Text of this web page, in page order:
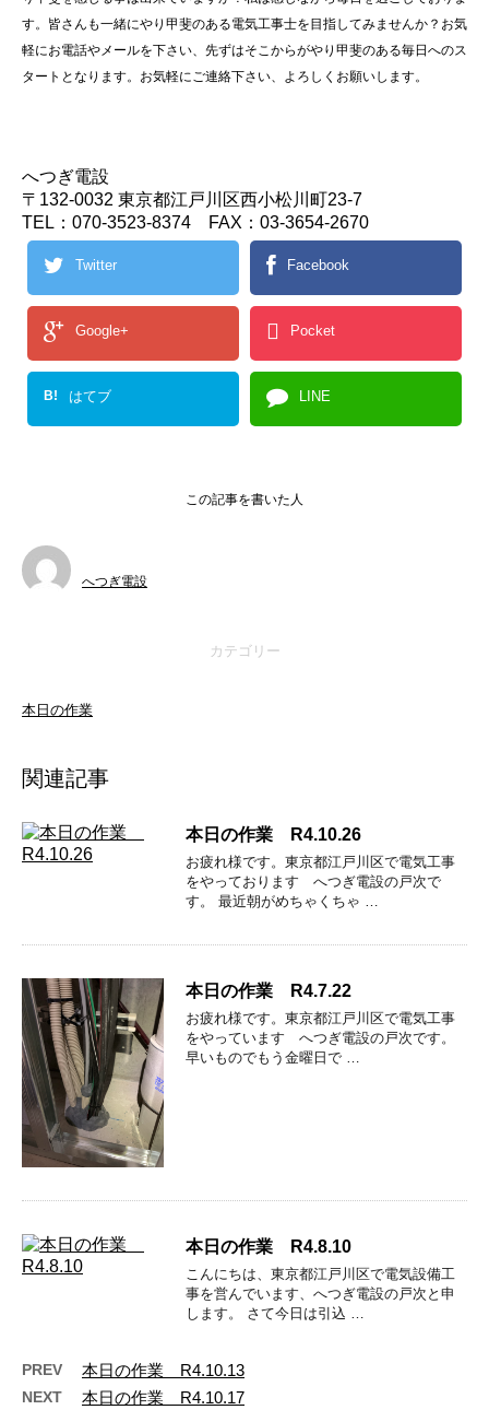
す。皆さんも一緒にやり甲斐のある電気工事士を目指してみませんか？お気
軽にお電話やメールを下さい、先ずはそこからがやり甲斐のある毎日へのス
タートとなります。お気軽にご連絡下さい、よろしくお願いします。
へつぎ電設
〒132-0032 東京都江戸川区西小松川町23-7
TEL：070-3523-8374 FAX：03-3654-2670
Twitter Facebook
Google+ Pocket
B! はてブ LINE
この記事を書いた人
へつぎ電設
カテゴリー
本日の作業
関連記事
本日の作業 R4.10.26
お疲れ様です。東京都江戸川区で電気工事
をやっております へつぎ電設の戸次で
す。 最近朝がめちゃくちゃ …
本日の作業 R4.7.22
お疲れ様です。東京都江戸川区で電気工事
をやっています へつぎ電設の戸次です。
早いものでもう金曜日で …
本日の作業 R4.8.10
こんにちは、東京都江戸川区で電気設備工
事を営んでいます、へつぎ電設の戸次と申
します。 さて今日は引込 …
PREV 本日の作業 R4.10.13
NEXT 本日の作業 R4.10.17